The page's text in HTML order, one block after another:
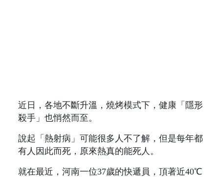
近日，各地不斷升溫，燒烤模式下，健康「隱形
殺手」也悄然而至。
說起「熱射病」可能很多人不了解，但是每年都
有人因此而死，原來熱真的能死人。
就在最近，河南一位37歲的快遞員，頂著近40℃